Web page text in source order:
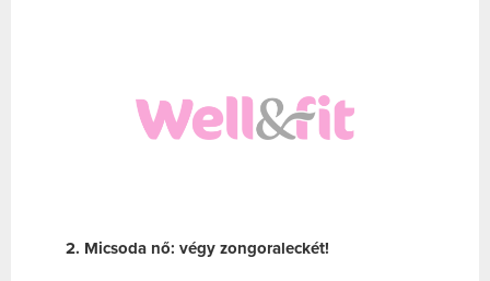
2. Micsoda nő: végy zongoraleckét!